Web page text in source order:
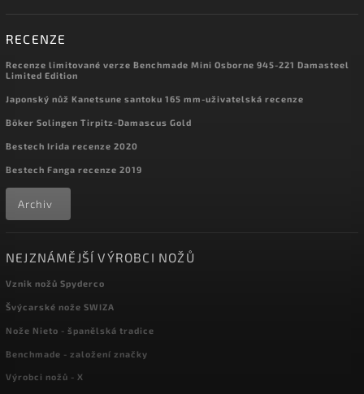
RECENZE
Recenze limitované verze Benchmade Mini Osborne 945-221 Damasteel
Limited Edition
Japonský nůž Kanetsune santoku 165 mm-uživatelská recenze
Böker Solingen Tirpitz-Damascus Gold
Bestech Irida recenze 2020
Bestech Fanga recenze 2019
Archiv
NEJZNÁMĚJŠÍ VÝROBCI NOŽŮ
Vznik nožů Spyderco
Švýcarské nože SWIZA
Nože Nieto - španělská tradice
Benchmade - založení značky
Výrobci nožů - X